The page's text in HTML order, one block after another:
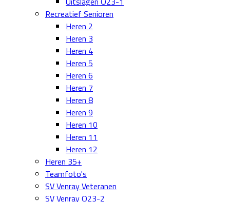
Recreatief Senioren
Heren 2
Heren 3
Heren 4
Heren 5
Heren 6
Heren 7
Heren 8
Heren 9
Heren 10
Heren 11
Heren 12
Heren 35+
Teamfoto's
SV Venray Veteranen
SV Venray O23-2